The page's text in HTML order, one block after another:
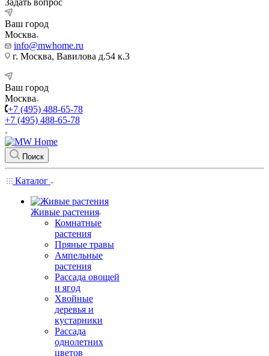
Задать вопрос
Ваш город
Москва
info@mwhome.ru
г. Москва, Вавилова д.54 к.3
Ваш город
Москва
+7 (495) 488-65-78
+7 (495) 488-65-78
Поиск
Каталог
Живые растения
Комнатные
растения
Пряные травы
Ампельные
растения
Рассада овощей
и ягод
Хвойные
деревья и
кустарники
Рассада
однолетних
цветов